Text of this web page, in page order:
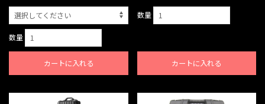
数量
カートに入れる
数量
カートに入れる